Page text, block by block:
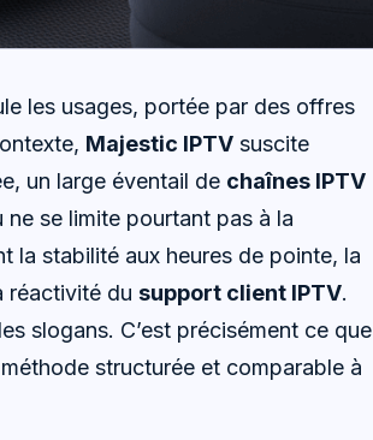
les usages, portée par des offres
Majestic IPTV suscite
un large éventail de chaînes IPTV
ne se limite pourtant pas à la
la stabilité aux heures de pointe, la
réactivité du support client IPTV.
slogans. C’est précisément ce que
structurée et comparable à